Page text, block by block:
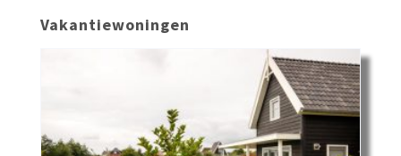
Vakantiewoningen